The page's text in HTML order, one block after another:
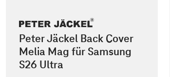
Peter Jäckel Back Cover
Melia Mag für Samsung
S26 Ultra